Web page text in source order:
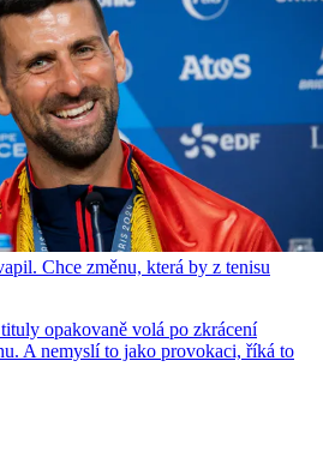
Chce změnu, která by z tenisu
opakovaně volá po zkrácení
A nemyslí to jako provokaci, říká to